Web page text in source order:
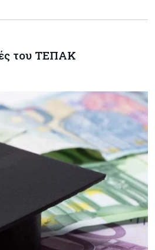
Σαουδική Αραβία, Πακιστάν και
Εμπορεύματα 07-08-2026
Πετρέλαιο: Πιάνει και πάλι τα 83
δολάρια το Brent μετά το σχέδιο
του Ιράν για τα Στενά του Ορμούζ
07-08-2026
Ευρωπαϊκή αυτοκινητοβιομηχανία:
Αναζητά σωσίβιο στην Κίνα
07-08-2026
του ΤΕΠΑΚ